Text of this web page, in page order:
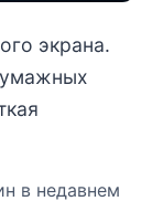
экрана.
в недавнем